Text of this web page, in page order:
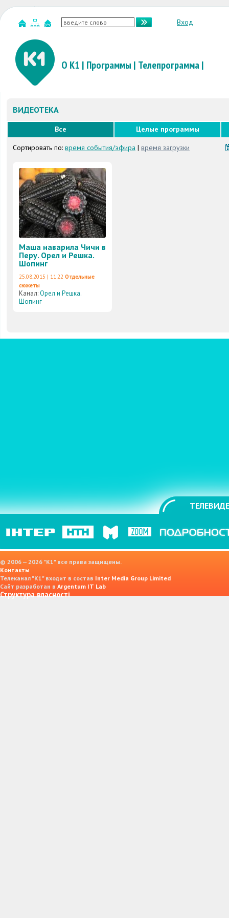
Вход
О К1 | Программы | Телепрограмма|
ВИДЕОТЕКА
Все
Целые программы
Сортировать по: время события/эфира | время загрузки
Маша наварила Чичи в
Перу. Орел и Решка.
Шопинг
25.08.2015 | 11:22 Отдельные
сюжеты
Канал:Орел и Решка.
Шопинг
© 2006 — 2026 "K1" все права защищены.
Контакты
Телеканал "К1" входит в состав Inter Media Group Limited
Сайт разработан в Argentum IT Lab
Структура власності